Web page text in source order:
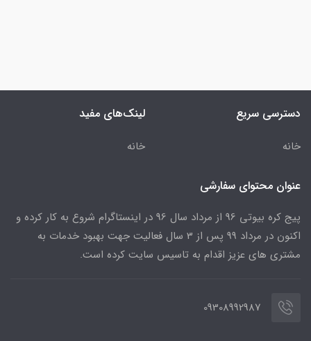
دسترسی سریع
خانه
لینک‌های مفید
خانه
عنوان محتوای سفارشی
پیج کره بیوتی 96 از مرداد سال 96 در اینستاگرام شروع به کار کرده و
اکنون در مرداد 99 پس از 3 سال فعالیت جهت بهبود خدمات به
مشتری های عزیز اقدام به تاسیس سایت کرده است.
09308992987